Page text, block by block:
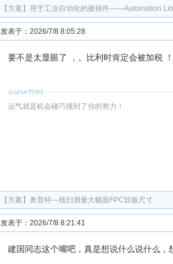
【方案】 用于工业自动化的接插件——Automation
发表于：2026/7/8 8:05:28
要不是太显眼了 ，。比利时肯定会被加税 ！
运气就是机会碰巧撞到了你的努力！
【方案】 奥普特—线扫测量大幅面FPC软板尺寸
发表于：2026/7/8 8:21:41
建国同志这个嘴吧，真是想说什么说什么，